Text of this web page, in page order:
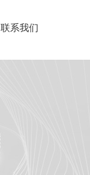
联系我们